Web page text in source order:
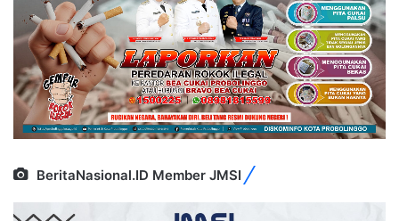
BeritaNasional.ID Member JMSI